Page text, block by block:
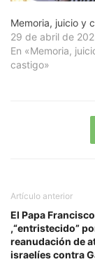
Memoria, juicio y
29 de abril de
En «Memoria,
castigo»
Artículo anterior
El Papa Francisco
,“entristecido”
reanudación de
israelíes contra